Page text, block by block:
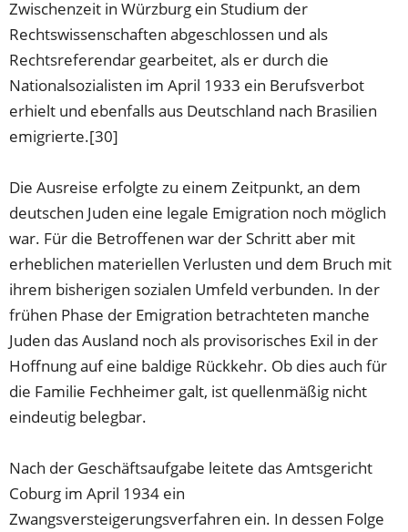
Zwischenzeit in Würzburg ein Studium der
Rechtswissenschaften abgeschlossen und als
Rechtsreferendar gearbeitet, als er durch die
Nationalsozialisten im April 1933 ein Berufsverbot
erhielt und ebenfalls aus Deutschland nach Brasilien
emigrierte.[30]
Die Ausreise erfolgte zu einem Zeitpunkt, an dem
deutschen Juden eine legale Emigration noch möglich
war. Für die Betroffenen war der Schritt aber mit
erheblichen materiellen Verlusten und dem Bruch mit
ihrem bisherigen sozialen Umfeld verbunden. In der
frühen Phase der Emigration betrachteten manche
Juden das Ausland noch als provisorisches Exil in der
Hoffnung auf eine baldige Rückkehr. Ob dies auch für
die Familie Fechheimer galt, ist quellenmäßig nicht
eindeutig belegbar.
Nach der Geschäftsaufgabe leitete das Amtsgericht
Coburg im April 1934 ein
Zwangsversteigerungsverfahren ein. In dessen Folge